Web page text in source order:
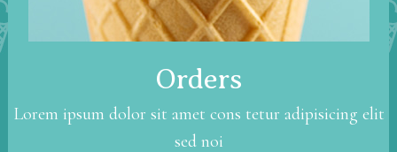
Orders
Lorem ipsum dolor sit amet cons tetur adipisicing elit
sed noi